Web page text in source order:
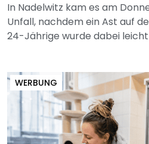
In Nadelwitz kam es am
Unfall, nachdem ein Ast auf
24-Jährige wurde dabei leicht
WERBUNG